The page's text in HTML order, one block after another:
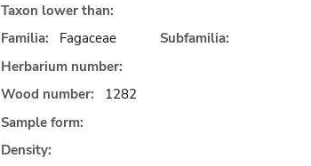
Taxon lower than:
Familia:
Fagaceae
Subfamilia:
Herbarium number:
Wood number:
1282
Sample form:
Density: